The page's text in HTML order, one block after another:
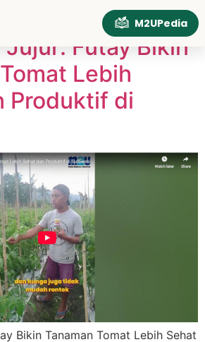
M2UPedia
Jujur: Futay Bikin
Lebih
Produktif di
Bikin Tanaman Tomat Lebih Sehat